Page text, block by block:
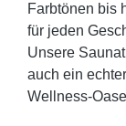
Farbtönen bis
für jeden
Unsere
auch ein
Wellness-